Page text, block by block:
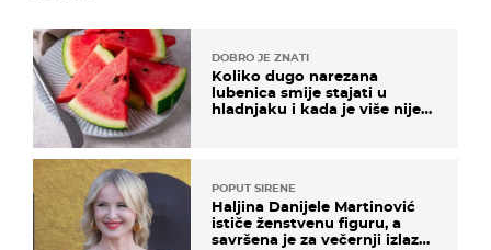
DOBRO JE ZNATI
Koliko dugo narezana
lubenica smije stajati u
hladnjaku i kada je više nije
POPUT SIRENE
Haljina Danijele Martinović
ističe ženstvenu figuru, a
savršena je za večernji izlazak